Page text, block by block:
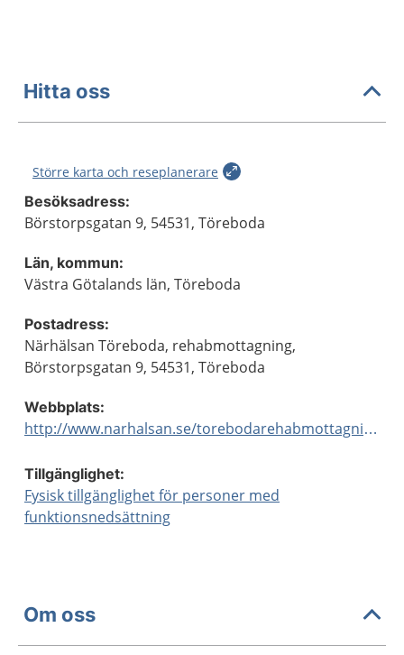
Hitta oss
Större karta och reseplanerare
Besöksadress:
Börstorpsgatan 9, 54531, Töreboda
Län, kommun:
Västra Götalands län, Töreboda
Postadress:
Närhälsan Töreboda, rehabmottagning,
Börstorpsgatan 9, 54531, Töreboda
Webbplats:
http://www.narhalsan.se/torebodarehabmottagning
Tillgänglighet:
Fysisk tillgänglighet för personer med
funktionsnedsättning
Om oss